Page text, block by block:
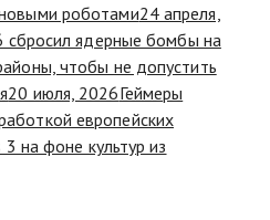
роботами24 апреля,
сбросил ядерные бомбы на
чтобы не допустить
20 июля, 2026Геймеры
европейских
3 на фоне культур из